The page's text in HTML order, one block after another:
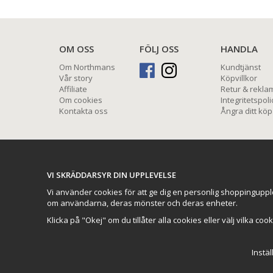
OM OSS
Om Northmans
Vår story
Affiliate
Om cookies
Kontakta oss
FÖLJ OSS HANDLA
Kundtjänst
Köpvillkor
Retur &
Ångra ditt köp
VI SKRÄDDARSYR DIN UPPLEVELSE
Vi använder cookies för att ge dig en personlig
om användarna, deras mönster och deras enheter.
Klicka på "Okej" om du tillåter alla cookies eller välj vilka